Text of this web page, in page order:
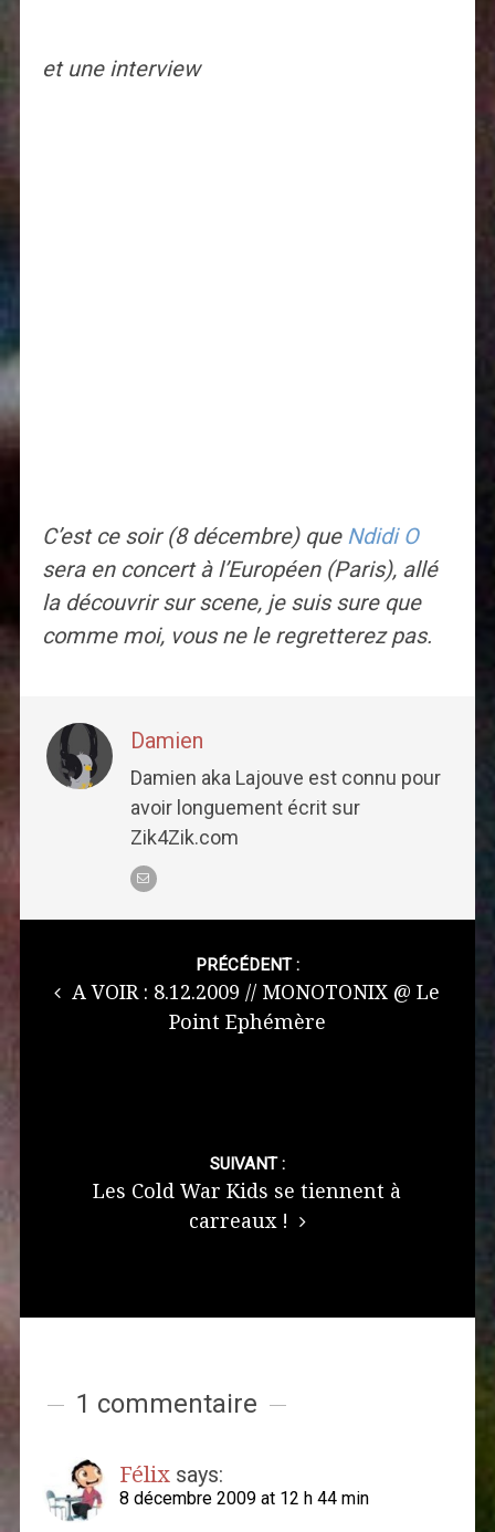
et une interview
C’est ce soir (8 décembre) que Ndidi O
sera en concert à l’Européen (Paris), allé
la découvrir sur scene, je suis sure que
comme moi, vous ne le regretterez pas.
Damien
Damien aka Lajouve est connu pour
avoir longuement écrit sur
Zik4Zik.com
PRÉCÉDENT :
A VOIR : 8.12.2009 // MONOTONIX @ Le
Point Ephémère
SUIVANT :
Les Cold War Kids se tiennent à
carreaux !
1 commentaire
Félix says:
8 décembre 2009 at 12 h 44 min